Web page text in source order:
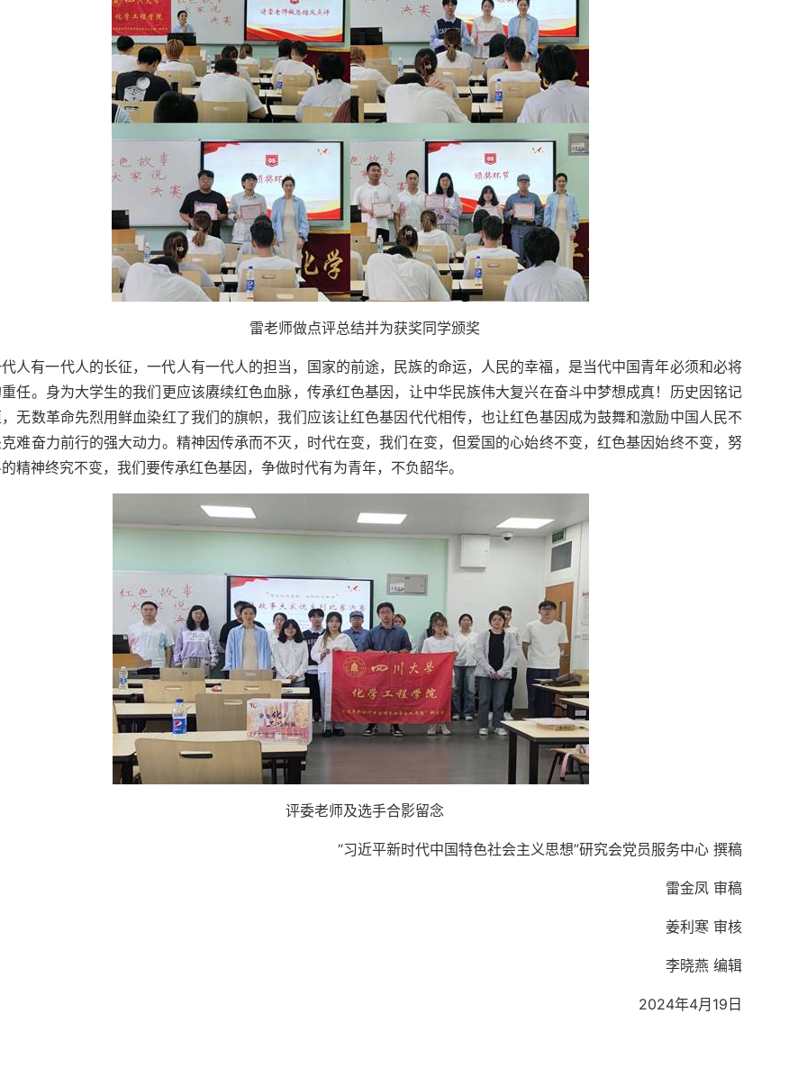
雷老师做点评总结并为获奖同学颁奖
人有一代人的长征，一代人有一代人的担当，国家的前途，民族的命运，人民的幸福，是当代中国青年必须和必将
任。身为大学生的我们更应该赓续红色血脉，传承红色基因，让中华民族伟大复兴在奋斗中梦想成真！历史因铭记
无数革命先烈用鲜血染红了我们的旗帜，我们应该让红色基因代代相传，也让红色基因成为鼓舞和激励中国人民不
难奋力前行的强大动力。精神因传承而不灭，时代在变，我们在变，但爱国的心始终不变，红色基因始终不变，努
精神终究不变，我们要传承红色基因，争做时代有为青年，不负韶华。
评委老师及选手合影留念
“习近平新时代中国特色社会主义思想”研究会党员服务中心 撰稿
雷金凤 审稿
姜利寒 审核
李晓燕 编辑
2024年4月19日